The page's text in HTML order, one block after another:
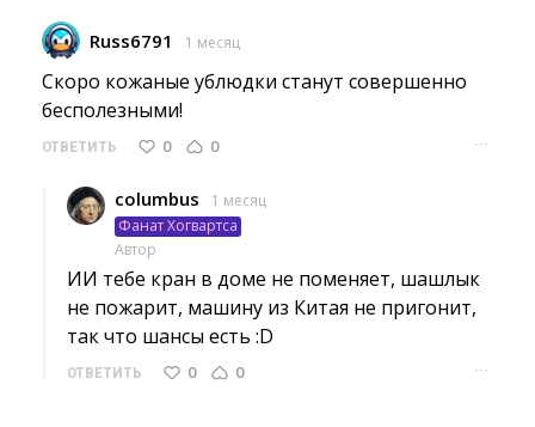
Russ6791 1 месяц
Скоро кожаные ублюдки станут совершенно
бесполезными!
ОТВЕТИТЬ 0 0 ···
columbus
1 месяц
Фанат Хогвартса
Автор
ИИ тебе кран в доме не поменяет, шашлык
не пожарит, машину из Китая не пригонит,
так что шансы есть :D
ОТВЕТИТЬ 0 0 ···